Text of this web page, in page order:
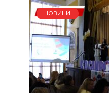
НОВИНИ